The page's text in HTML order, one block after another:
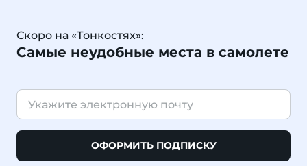
Скоро на «Тонкостях»:
Самые неудобные места в самолете
ОФОРМИТЬ ПОДПИСКУ